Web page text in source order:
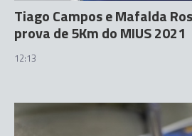
Tiago Campos e Mafalda
prova de 5Km do MIUS 2021
12:13